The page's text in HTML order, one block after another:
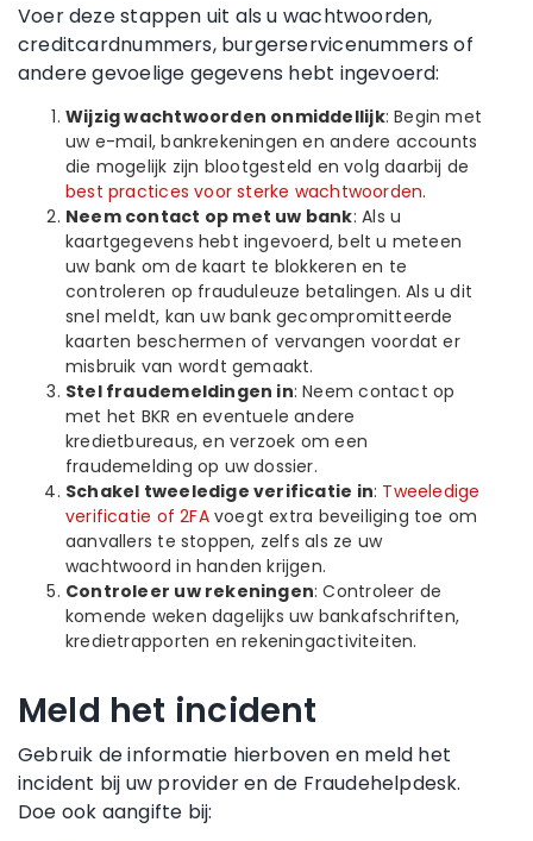
Voer deze stappen uit als u wachtwoorden,
creditcardnummers, burgerservicenummers of
andere gevoelige gegevens hebt ingevoerd:
Wijzig wachtwoorden onmiddellijk: Begin met
uw e-mail, bankrekeningen en andere accounts
die mogelijk zijn blootgesteld en volg daarbij de
best practices voor sterke wachtwoorden.
Neem contact op met uw bank: Als u
kaartgegevens hebt ingevoerd, belt u meteen
uw bank om de kaart te blokkeren en te
controleren op frauduleuze betalingen. Als u dit
snel meldt, kan uw bank gecompromitteerde
kaarten beschermen of vervangen voordat er
misbruik van wordt gemaakt.
Stel fraudemeldingen in: Neem contact op
met het BKR en eventuele andere
kredietbureaus, en verzoek om een
fraudemelding op uw dossier.
Schakel tweeledige verificatie in: Tweeledige
verificatie of 2FAvoegt extra beveiliging toe om
aanvallers te stoppen, zelfs als ze uw
wachtwoord in handen krijgen.
Controleer uw rekeningen: Controleer de
komende weken dagelijks uw bankafschriften,
kredietrapporten en rekeningactiviteiten.
Meld het incident
Gebruik de informatie hierboven en meld het
incident bij uw provider en de Fraudehelpdesk.
Doe ook aangifte bij: